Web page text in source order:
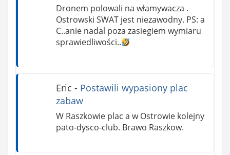
Dronem polowali na włamywacza .
Ostrowski SWAT jest niezawodny. PS: a
C..anie nadal poza zasiegiem wymiaru
sprawiedliwości..
Eric - Postawili wypasiony plac
zabaw
W Raszkowie plac a w Ostrowie kolejny
pato-dysco-club. Brawo Raszkow.